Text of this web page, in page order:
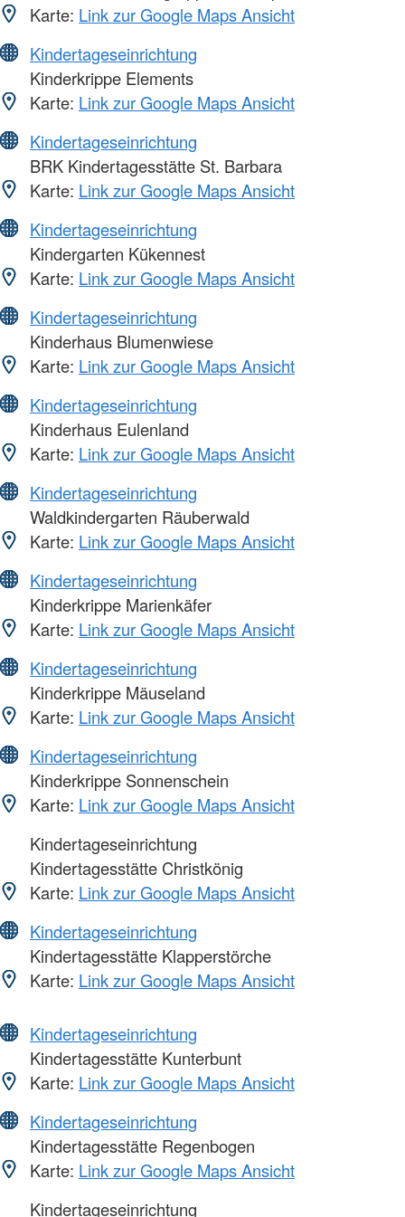
Karte: Link zur Google Maps Ansicht
Kindertageseinrichtung
Kinderkrippe Elements
Karte: Link zur Google Maps Ansicht
Kindertageseinrichtung
BRK Kindertagesstätte St. Barbara
Karte: Link zur Google Maps Ansicht
Kindertageseinrichtung
Kindergarten Kükennest
Karte: Link zur Google Maps Ansicht
Kindertageseinrichtung
Kinderhaus Blumenwiese
Karte: Link zur Google Maps Ansicht
Kindertageseinrichtung
Kinderhaus Eulenland
Karte: Link zur Google Maps Ansicht
Kindertageseinrichtung
Waldkindergarten Räuberwald
Karte: Link zur Google Maps Ansicht
Kindertageseinrichtung
Kinderkrippe Marienkäfer
Karte: Link zur Google Maps Ansicht
Kindertageseinrichtung
Kinderkrippe Mäuseland
Karte: Link zur Google Maps Ansicht
Kindertageseinrichtung
Kinderkrippe Sonnenschein
Karte: Link zur Google Maps Ansicht
Kindertageseinrichtung
Kindertagesstätte Christkönig
Karte: Link zur Google Maps Ansicht
Kindertageseinrichtung
Kindertagesstätte Klapperstörche
Karte: Link zur Google Maps Ansicht
Kindertageseinrichtung
Kindertagesstätte Kunterbunt
Karte: Link zur Google Maps Ansicht
Kindertageseinrichtung
Kindertagesstätte Regenbogen
Karte: Link zur Google Maps Ansicht
Kindertageseinrichtung